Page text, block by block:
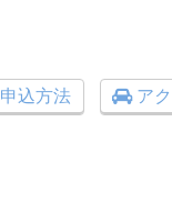
申込方法 ア